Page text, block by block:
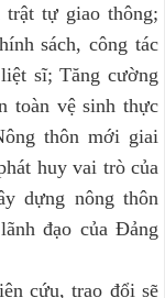
tự giao thông;
sách, công tác
sĩ; Tăng cường
toàn vệ sinh thực
thôn mới giai
huy vai trò của
dựng nông thôn
đạo của Đảng
cứu, trao đổi sẽ